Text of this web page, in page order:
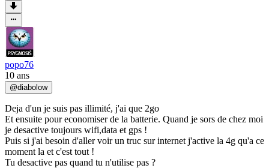
popo76
10 ans
@diabolow
Deja d'un je suis pas illimité, j'ai que 2go
Et ensuite pour economiser de la batterie. Quand je sors de chez moi
je desactive toujours wifi,data et gps !
Puis si j'ai besoin d'aller voir un truc sur internet j'active la 4g qu'a ce
moment la et c'est tout !
Tu desactive pas quand tu n'utilise pas ?